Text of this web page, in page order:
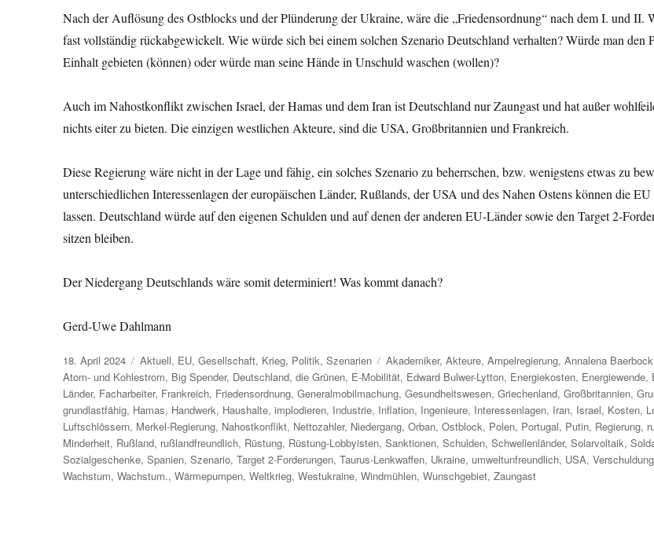
Nach der Auflösung des Ostblocks und der Plünderung der Ukraine, wäre die „Friedensordnung“ nach dem I. und II.
fast vollständig rückabgewickelt. Wie würde sich bei einem solchen Szenario Deutschland verhalten? Würde man den
Einhalt gebieten (können) oder würde man seine Hände in Unschuld waschen (wollen)?
Auch im Nahostkonflikt zwischen Israel, der Hamas und dem Iran ist Deutschland nur Zaungast und hat außer
nichts eiter zu bieten. Die einzigen westlichen Akteure, sind die USA, Großbritannien und Frankreich.
Diese Regierung wäre nicht in der Lage und fähig, ein solches Szenario zu beherrschen, bzw. wenigstens etwas zu
unterschiedlichen Interessenlagen der europäischen Länder, Rußlands, der USA und des Nahen Ostens können die
lassen. Deutschland würde auf den eigenen Schulden und auf denen der anderen EU-Länder sowie den Target 2-
sitzen bleiben.
Der Niedergang Deutschlands wäre somit determiniert! Was kommt danach?
Gerd-Uwe Dahlmann
Veröffentlicht
am
18. April 2024 Kategorien
Aktuell, EU,Gesellschaft, Krieg, Politik,Szenarien Schlagwörter
Akademiker,Akteure,Ampelregierung,Annalena Baerbock
Atom- und Kohlestrom, Big Spender, Deutschland,die Grünen, E-Mobilität, Edward Bulwer-Lytton, Energiekosten, Energiewende,
Länder, Facharbeiter, Frankreich, Friedensordnung,Generalmobilmachung,Gesundheitswesen,Griechenland,Großbritannien,
grundlastfähig, Hamas, Handwerk, Haushalte,implodieren, Industrie, Inflation, Ingenieure, Interessenlagen, Iran, Israel, Kosten,
Luftschlössern, Merkel-Regierung, Nahostkonflikt, Nettozahler, Niedergang,Orban,Ostblock, Polen, Portugal, Putin, Regierung,
Minderheit, Rußland, rußlandfreundlich, Rüstung, Rüstung-Lobbyisten,Sanktionen,Schulden,Schwellenländer,Solarvoltaik,
Sozialgeschenke,Spanien,Szenario,Target 2-Forderungen,Taurus-Lenkwaffen, Ukraine, umweltunfreundlich, USA,Verschuldung
Wachstum,Wachstum.,Wärmepumpen,Weltkrieg,Westukraine,Windmühlen,Wunschgebiet,Zaungast